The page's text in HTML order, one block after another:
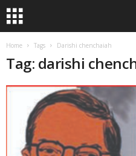
Home Tags Darishi chenchaiah
Tag: darishi